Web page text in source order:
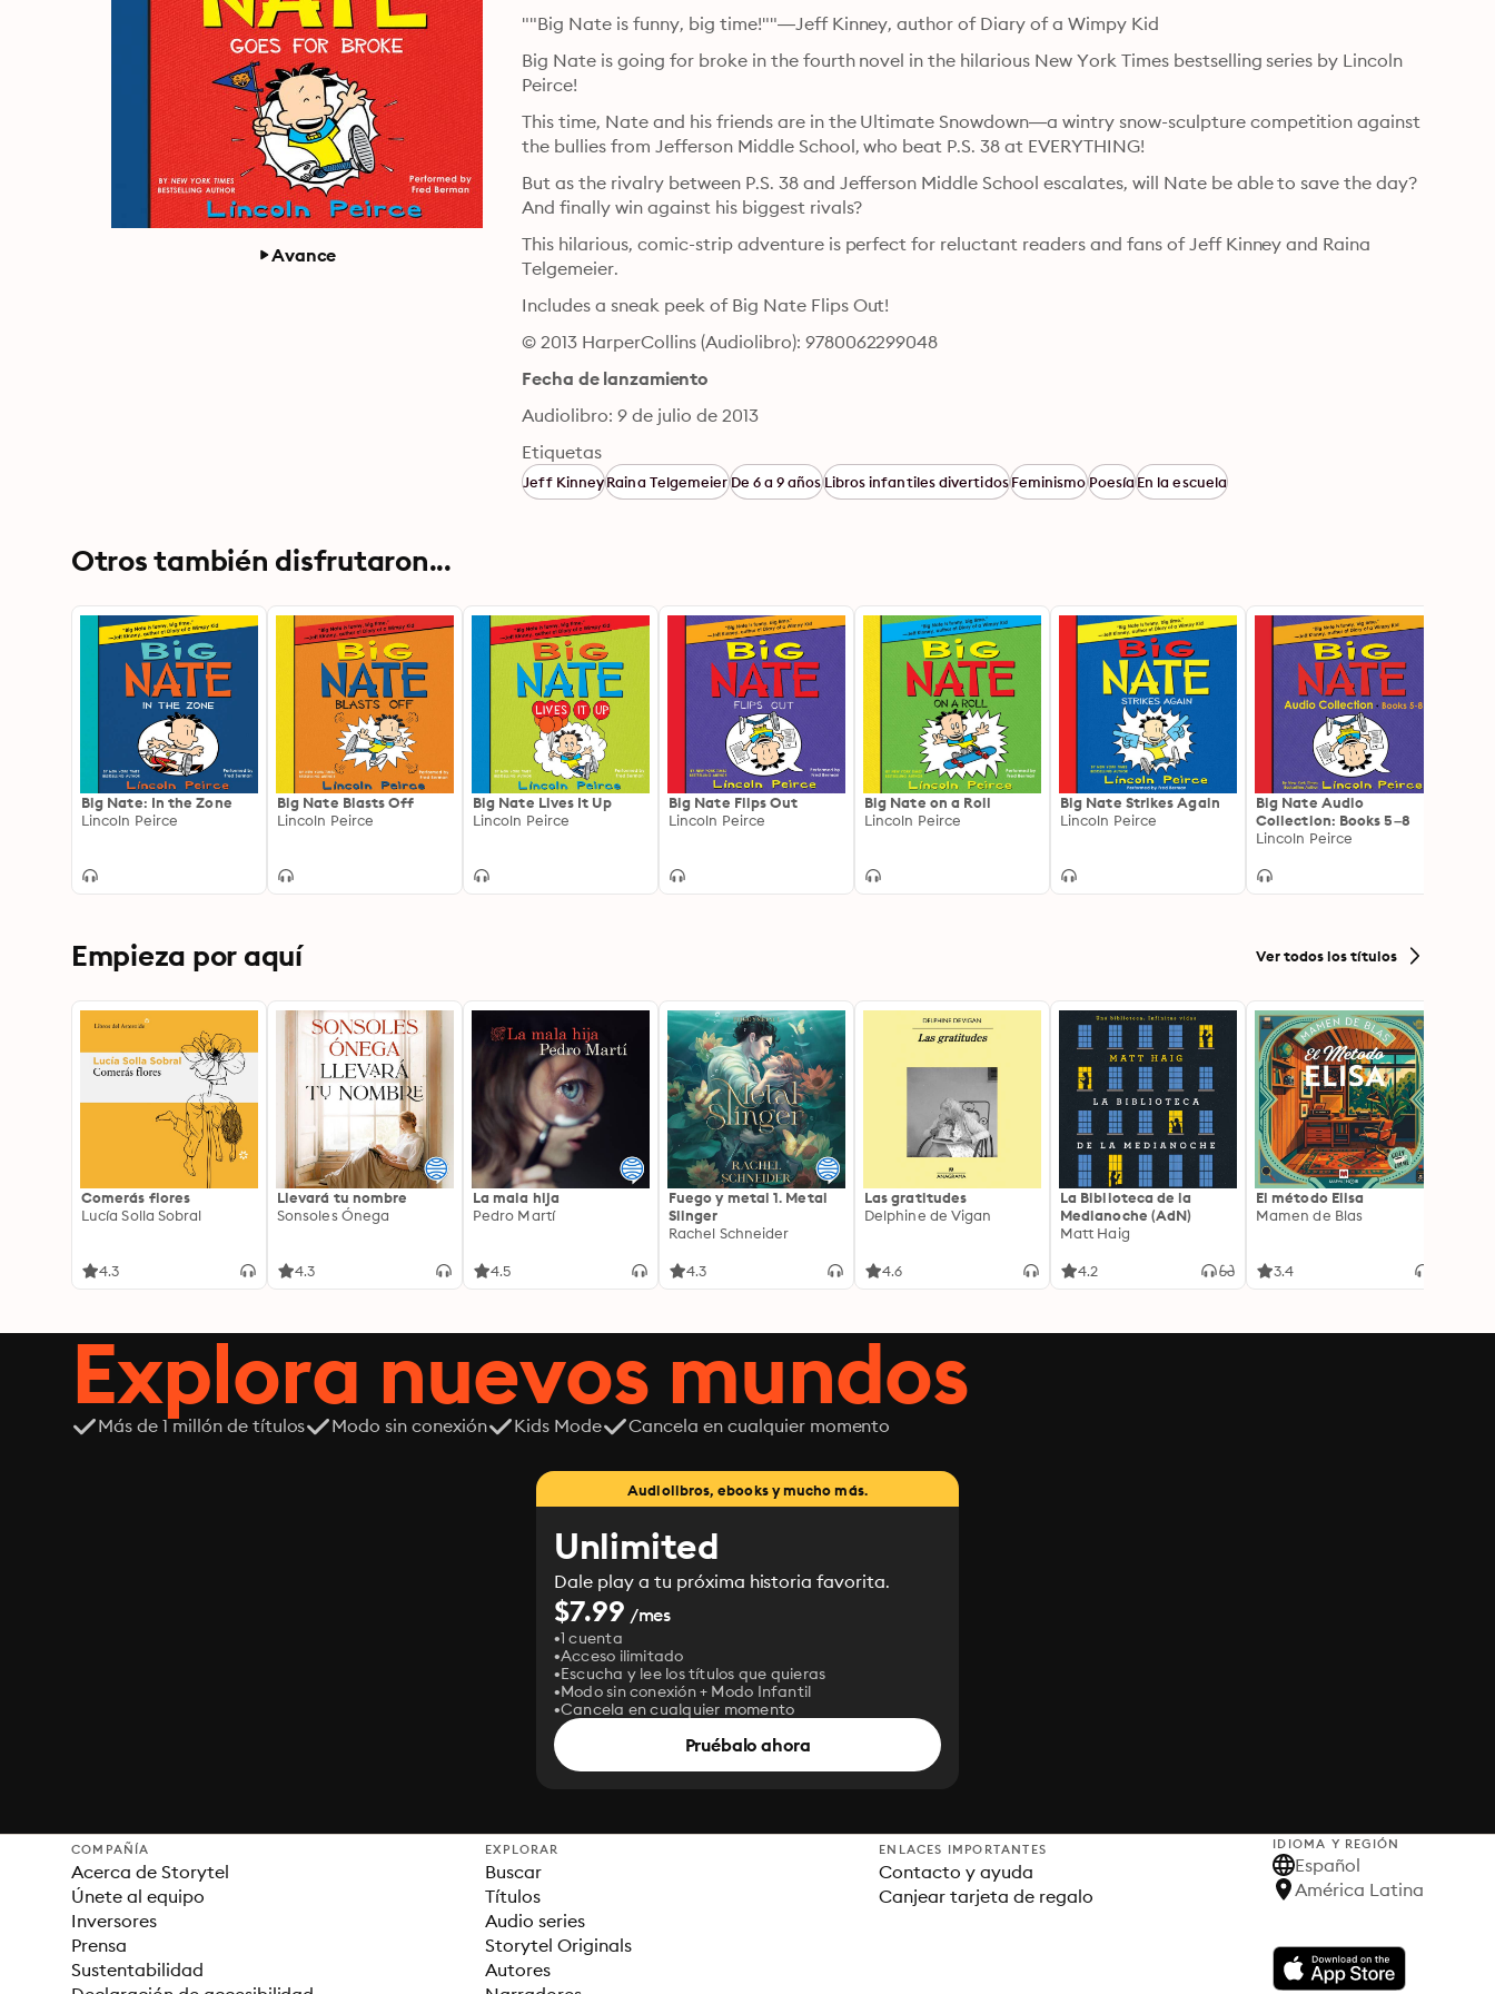
Avance
""Big Nate is funny, big time!""—Jeff Kinney, author of Diary of a Wimpy Kid
Big Nate is going for broke in the fourth novel in the hilarious New York Times bestselling series by Lincoln
Peirce!
This time, Nate and his friends are in the Ultimate Snowdown—a wintry snow-sculpture competition against
the bullies from Jefferson Middle School, who beat P.S. 38 at EVERYTHING!
But as the rivalry between P.S. 38 and Jefferson Middle School escalates, will Nate be able to save the day?
And finally win against his biggest rivals?
This hilarious, comic-strip adventure is perfect for reluctant readers and fans of Jeff Kinney and Raina
Telgemeier.
Includes a sneak peek of Big Nate Flips Out!
© 2013 HarperCollins (Audiolibro): 9780062299048
Fecha de lanzamiento
Audiolibro: 9 de julio de 2013
Etiquetas
Jeff KinneyRaina TelgemeierDe 6 a 9 añosLibros infantiles divertidosFeminismoPoesíaEn la escuela
Otros también disfrutaron...
Big Nate: In the Zone
Lincoln Peirce
Big Nate Blasts Off
Lincoln Peirce
Big Nate Lives It Up
Lincoln Peirce
Big Nate Flips Out
Lincoln Peirce
Big Nate on a Roll
Lincoln Peirce
Big Nate Strikes Again
Lincoln Peirce
Big Nate Audio
Collection: Books 5–8
Lincoln Peirce
Empieza por aquí Ver todos los títulos
Comerás flores
Lucía Solla Sobral
4.3
Llevará tu nombre
Sonsoles Ónega
4.3
La mala hija
Pedro Martí
4.5
Fuego y metal 1. Metal
Slinger
Rachel Schneider
4.3
Las gratitudes
Delphine de Vigan
4.6
La Biblioteca de la
Medianoche (AdN)
Matt Haig
4.2
El método Elisa
Mamen de Blas
3.4
Explora nuevos mundos
Más de 1 millón de títulos Modo sin conexión Kids Mode Cancela en cualquier momento
Audiolibros, ebooks y mucho más.
Unlimited
Dale play a tu próxima historia favorita.
$7.99 /mes
1 cuenta
Acceso ilimitado
Escucha y lee los títulos que quieras
Modo sin conexión + Modo Infantil
Cancela en cualquier momento
Pruébalo ahora
COMPAÑÍA
Acerca de Storytel
Únete al equipo
Inversores
Prensa
Sustentabilidad
EXPLORAR
Buscar
Títulos
Audio series
Storytel Originals
Autores
ENLACES IMPORTANTES
Contacto y ayuda
Canjear tarjeta de regalo
IDIOMA Y REGIÓN
Español
América Latina